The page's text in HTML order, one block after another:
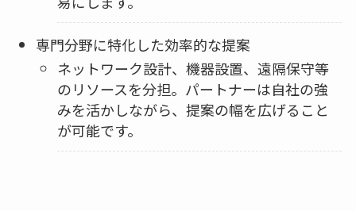
専門分野に特化した効率的な提案
ネットワーク設計、機器設置、遠隔保守等
のリソースを分担。パートナーは自社の強
みを活かしながら、提案の幅を広げること
が可能です。